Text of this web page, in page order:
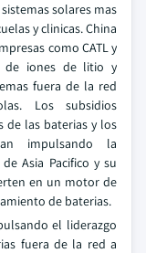
solares mas
y clinicas. China
como CATL y
de iones de litio y
fuera de la red
Los subsidios
de las baterias y los
impulsando la
Asia Pacifico y su
en un motor de
de baterias.
el liderazgo
fuera de la red a